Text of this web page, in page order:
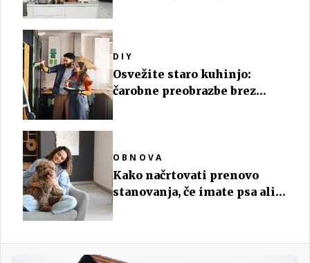
DIY
Osvežite staro kuhinjo:
čarobne preobrazbe brez
OBNOVA
Kako načrtovati prenovo
stanovanja, če imate psa ali